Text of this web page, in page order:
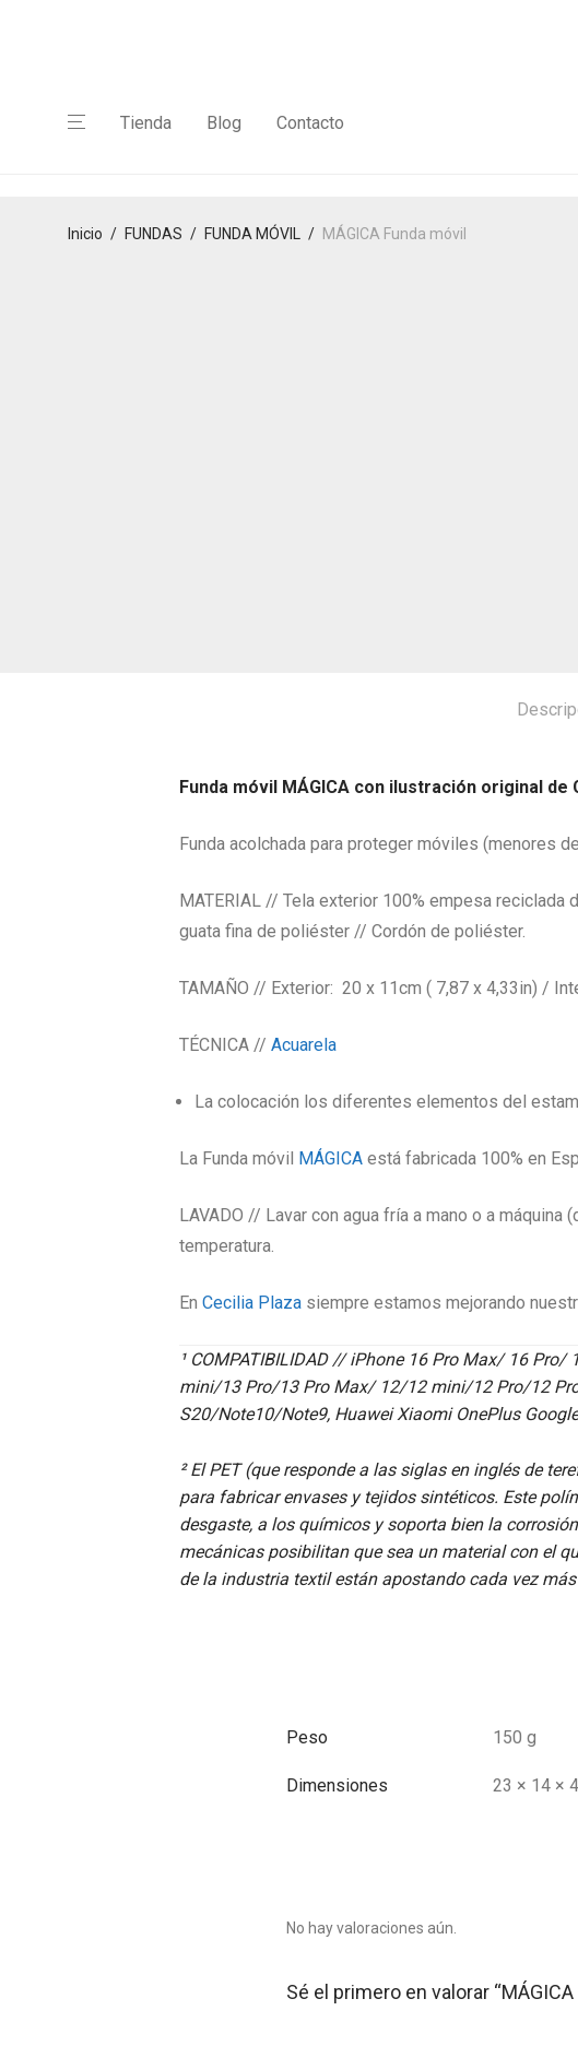
Tienda Blog Contacto
Inicio / FUNDAS / FUNDA MÓVIL / MÁGICA Funda móvil
Funda móvil MÁGICA con ilustración original de
Funda acolchada para proteger móviles (menores
MATERIAL // Tela exterior 100% empesa
guata fina de poliéster // Cordón de poliéster.
TAMAÑO // Exterior: 20 x 11cm ( 7,87 x 4,33in) /
TÉCNICA // Acuarela
La colocación los diferentes elementos del
La Funda móvil MÁGICA está fabricada 100% en
LAVADO // Lavar con agua fría a mano o a máquina
temperatura.
En Cecilia Plaza siempre estamos mejorando
¹ COMPATIBILIDAD // iPhone 16 Pro Max/ 16
mini/13 Pro/13 Pro Max/ 12/12 mini/12 Pro/12
S20/Note10/Note9, Huawei Xiaomi OnePlus
² El PET (que responde a las siglas en inglés de
para fabricar envases y tejidos sintéticos. Este
desgaste, a los químicos y soporta bien la
mecánicas posibilitan que sea un material con el
de la industria textil están apostando cada vez
Peso 150 g
Dimensiones 23 × 14 ×
No hay valoraciones aún.
Sé el primero en valorar